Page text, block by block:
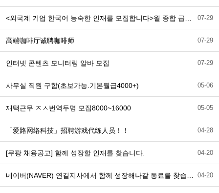
07-29
高端咖啡厅诚聘咖啡师 07-29
인터넷 콘텐츠 모니터링 알바 모집 07-29
사무실 직원 구함(초보가능.기본월급4000+) 05-06
재택근무 ㅈㅅ번역두명 모집8000~16000 05-05
「爱路网络科技」招聘游戏代练人员！！ 04-28
[쿠팡 채용공고] 함께 성장할 인재를 찾습니다. 04-20
04-20